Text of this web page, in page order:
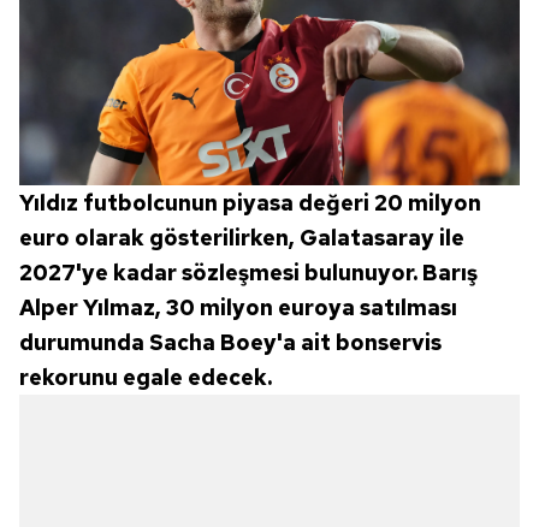
Yıldız futbolcunun piyasa değeri 20 milyon
euro olarak gösterilirken, Galatasaray ile
2027'ye kadar sözleşmesi bulunuyor. Barış
Alper Yılmaz, 30 milyon euroya satılması
durumunda Sacha Boey'a ait bonservis
rekorunu egale edecek.